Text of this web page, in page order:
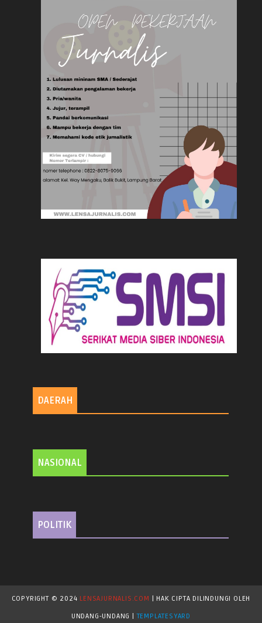
DAERAH
NASIONAL
POLITIK
COPYRIGHT © 2024 LENSAJURNALIS.COM | HAK CIPTA DILINDUNGI OLEH
UNDANG-UNDANG |TEMPLATESYARD